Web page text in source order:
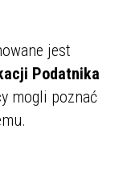
jest
Podatnika
mogli poznać